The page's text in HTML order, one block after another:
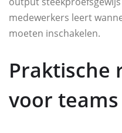
medewerkers leert
moeten inschakelen.
Praktische
voor teams